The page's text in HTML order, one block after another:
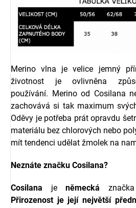
Merino vlna je velice jemný
životnost je ovlivněna
používání. Merino od Cosilana
zachovává si tak maximum
Oděvy je potřeba prát opravdu
materiálu bez chlorových nebo
mít tendenci udělat žmolek na
Neznáte značku Cosilana?
Cosilana jeněmecká
Přirozenost je její největší